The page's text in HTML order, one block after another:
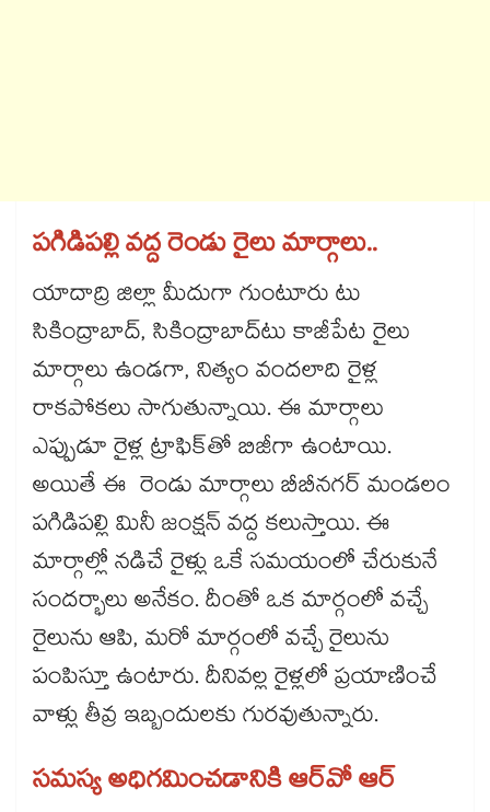
పగిడిపల్లి వద్ద రెండు రైలు మార్గాలు..
యాదాద్రి జిల్లా మీదుగా గుంటూరు టు
సికింద్రాబాద్, సికింద్రాబాద్​టు కాజీపేట రైలు
మార్గాలు ఉండగా, నిత్యం వందలాది రైళ్ల
రాకపోకలు సాగుతున్నాయి. ఈ మార్గాలు
ఎప్పుడూ రైళ్ల ట్రాఫిక్​తో బిజీగా ఉంటాయి.
అయితే ఈ రెండు మార్గాలు బీబీనగర్​ మండలం
పగిడిపల్లి మినీ జంక్షన్​ వద్ద కలుస్తాయి. ఈ
మార్గాల్లో నడిచే రైళ్లు ఒకే సమయంలో చేరుకునే
సందర్భాలు అనేకం. దీంతో ఒక మార్గంలో వచ్చే
రైలును ఆపి, మరో మార్గంలో వచ్చే రైలును
పంపిస్తూ ఉంటారు. దీనివల్ల రైళ్లలో ప్రయాణించే
వాళ్లు తీవ్ర ఇబ్బందులకు గురవుతున్నారు.
సమస్య అధిగమించడానికి ఆర్​వో ఆర్​